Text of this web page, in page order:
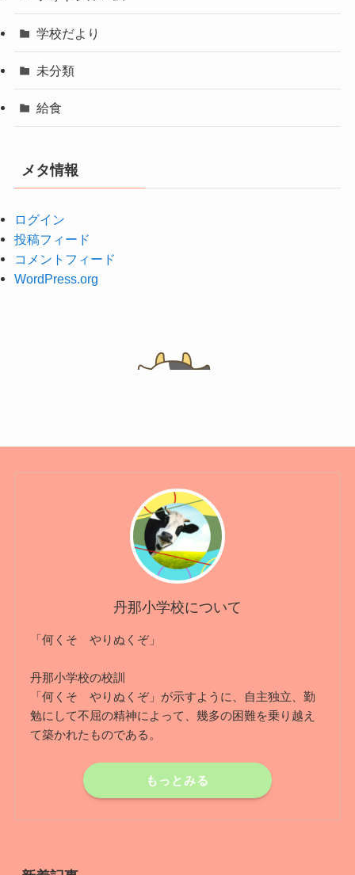
お知らせ
フォトアルバム
学校だより
給食
メタ情報
ログイン
丹那小学校について
「何くそ やりぬくぞ」
丹那小学校の校訓
「何くそ やりぬくぞ」が示すように、自主独立、勤
勉にして不屈の精神によって、幾多の困難を乗り越え
て築かれたものである。